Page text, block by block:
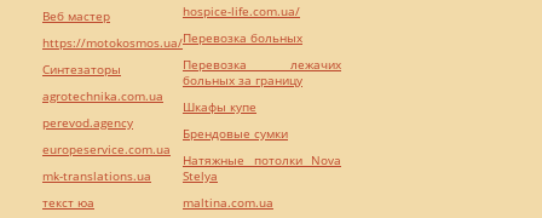
Веб мастер
https://motokosmos.ua/
Синтезаторы
agrotechnika.com.ua
perevod.agency
europeservice.com.ua
mk-translations.ua
текст юа
hospice-life.com.ua/
Перевозка больных
Перевозка лежачих
больных за границу
Шкафы купе
Брендовые сумки
Натяжные потолки Nova
Stelya
maltina.com.ua